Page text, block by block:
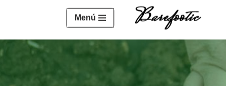
https://salesiq.zohopublic.eu/
Saltar
Menú